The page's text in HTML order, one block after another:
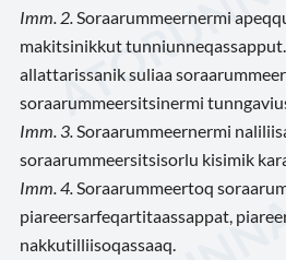
Imm. 2. Soraarummeernermi
makitsinikkut
allattarissanik suliaa
soraarummeersitsinermi
Imm. 3. Soraarummeernermi
soraarummeersitsisorlu kisimik
Imm. 4. Soraarummeertoq
piareersarfeqartitaassappat,
nakkutilliisoqassaaq.